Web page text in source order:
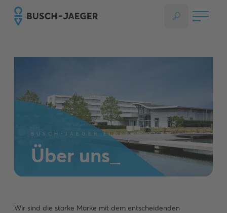
BUSCH-JAEGER ELEKTRO GMBH
Über uns_
Wir sind die starke Marke mit dem entscheidenden